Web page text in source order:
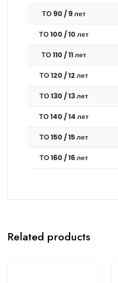
ТО 90 / 9 лет
ТО 100 / 10 лет
ТО 110 / 11 лет
ТО 120 / 12 лет
ТО 130 / 13 лет
ТО 140 / 14 лет
ТО 150 / 15 лет
ТО 160 / 16 лет
Related products